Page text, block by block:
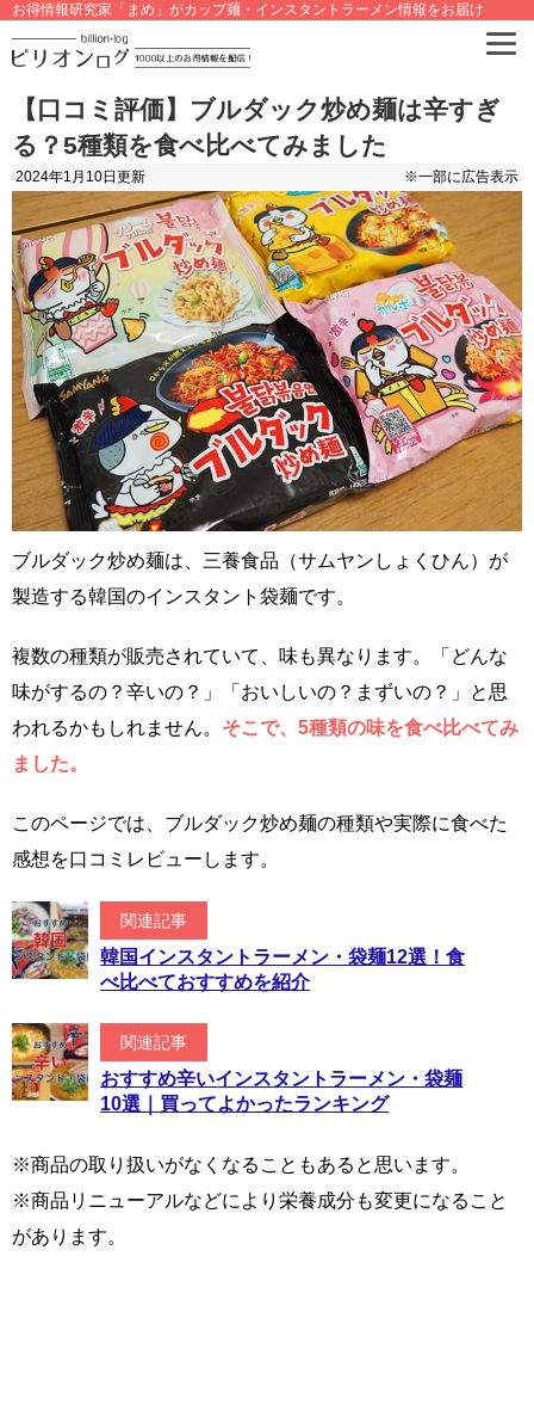
お得情報研究家「まめ」がカップ麺・インスタントラーメン情報をお届け
【口コミ評価】ブルダック炒め麺は辛すぎ
る？5種類を食べ比べてみました
2024年1月10日 更新 ※一部に広告表示
ブルダック炒め麺は、三養食品（サムヤンしょくひん）が
製造する韓国のインスタント袋麺です。
複数の種類が販売されていて、味も異なります。「どんな
味がするの？辛いの？」「おいしいの？まずいの？」と思
われるかもしれません。 そこで、5種類の味を食べ比べてみ
ました。
このページでは、ブルダック炒め麺の種類や実際に食べた
感想を口コミレビューします。
関連記事
韓国インスタントラーメン・袋麺12選！食
べ比べておすすめを紹介
関連記事
おすすめ辛いインスタントラーメン・袋麺
10選｜買ってよかったランキング
※商品の取り扱いがなくなることもあると思います。
※商品リニューアルなどにより栄養成分も変更になること
があります。